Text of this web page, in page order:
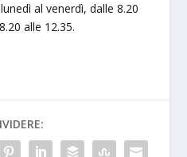
al venerdì, dalle 8.20
alle 12.35.